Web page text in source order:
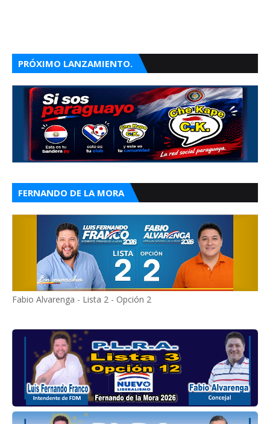
PRÓXIMO LANZAMIENTO.
FERNANDO DE LA MORA
Fabio Alvarenga - Lista 2 - Opción 2